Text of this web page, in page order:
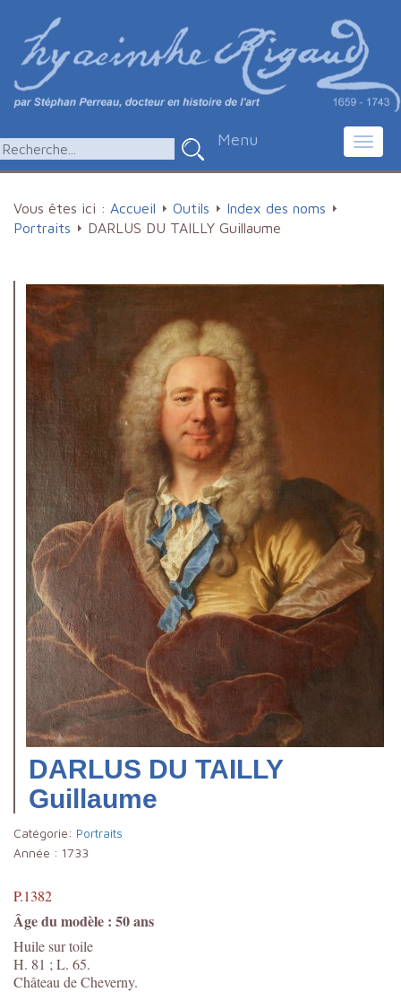
Menu
Vous êtes ici : Accueil Outils
Index des noms
Portraits
DARLUS DU TAILLY Guillaume
DARLUS DU TAILLY
Guillaume
Catégorie: Portraits
Année : 1733
P.1382
Âge du modèle : 50 ans
Huile sur toile
H. 81 ; L. 65.
Château de Cheverny.